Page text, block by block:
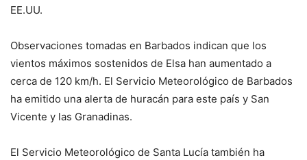
EE.UU.
Observaciones tomadas en Barbados indican que los
vientos máximos sostenidos de Elsa han aumentado a
cerca de 120 km/h. El Servicio Meteorológico de Barbados
ha emitido una alerta de huracán para este país y San
Vicente y las Granadinas.
El Servicio Meteorológico de Santa Lucía también ha